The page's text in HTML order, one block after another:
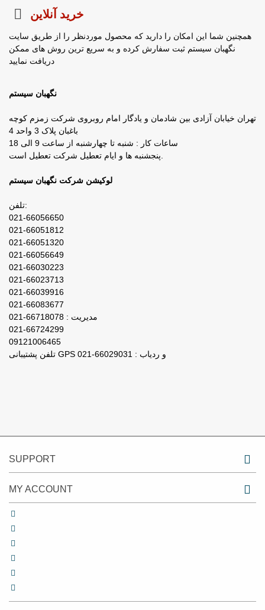
خرید آنلاین
همچنین شما این امکان را دارید که محصول موردنظر را از طریق سایت
نگهبان سیستم ثبت سفارش کرده و به سریع ترین روش های ممکن
دریافت نمایید
نگهبان سیستم
تهران خیابان آزادی بین شادمان و یادگار امام روبروی شرکت زمزم کوچه
باغبان پلاک 3 واحد 4
لوکیشن شرکت نگهبان سیستم
تلفن:
021-66056650
021-66051812
021-66051320
021-66056649
021-66030223
021-66023713
021-66039916
021-66083677
مدیریت : 66718078-021
021-66724299
09121006465
تلفن پشتیبانی GPS و ردیاب : 66029031-021
SUPPORT
MY ACCOUNT